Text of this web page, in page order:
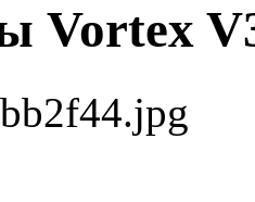
Vortex